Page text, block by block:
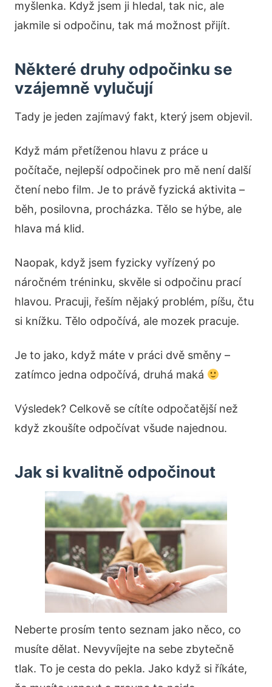
myšlenka. Když jsem ji hledal, tak nic, ale
jakmile si odpočinu, tak má možnost přijít.
Některé druhy odpočinku se
vzájemně vylučují
Tady je jeden zajímavý fakt, který jsem objevil.
Když mám přetíženou hlavu z práce u
počítače, nejlepší odpočinek pro mě není další
čtení nebo film. Je to právě fyzická aktivita –
běh, posilovna, procházka. Tělo se hýbe, ale
hlava má klid.
Naopak, když jsem fyzicky vyřízený po
náročném tréninku, skvěle si odpočinu prací
hlavou. Pracuji, řeším nějaký problém, píšu, čtu
si knížku. Tělo odpočívá, ale mozek pracuje.
Je to jako, když máte v práci dvě směny –
zatímco jedna odpočívá, druhá maká
Výsledek? Celkově se cítíte odpočatější než
když zkoušíte odpočívat všude najednou.
Jak si kvalitně odpočinout
Neberte prosím tento seznam jako něco, co
musíte dělat. Nevyvíjejte na sebe zbytečně
tlak. To je cesta do pekla. Jako když si říkáte,